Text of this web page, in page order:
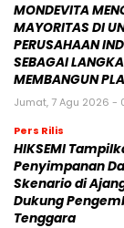
MONDEVITA
MAYORITAS DI
PERUSAHAAN
SEBAGAI
MEMBANGUN
Jumat, 7 Agu 2026 -
Pers Rilis
HIKSEMI
Penyimpanan
Skenario di
Dukung
Tenggara